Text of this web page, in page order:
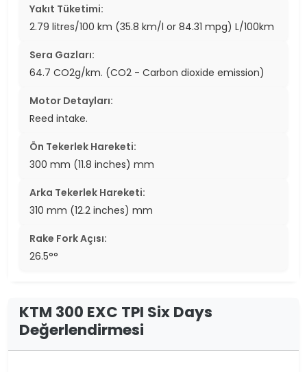
Yakıt Tüketimi:
2.79 litres/100 km (35.8 km/l or 84.31 mpg) L/100km
Sera Gazları:
64.7 CO2g/km. (CO2 - Carbon dioxide emission)
Motor Detayları:
Reed intake.
Ön Tekerlek Hareketi:
300 mm (11.8 inches) mm
Arka Tekerlek Hareketi:
310 mm (12.2 inches) mm
Rake Fork Açısı:
26.5°°
KTM 300 EXC TPI Six Days
Değerlendirmesi